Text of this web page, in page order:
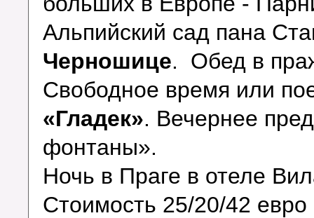
Альпийский сад пана
Черношице. Обед в
Свободное время или
«Гладек». Вечернее
фонтаны».
Ночь в Праге в отеле
Стоимость 25/20/42